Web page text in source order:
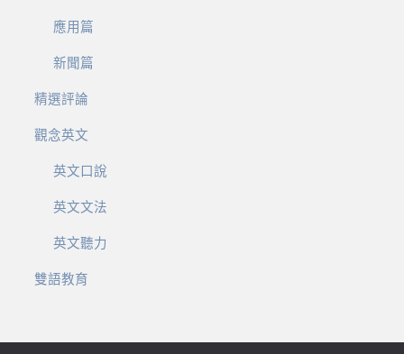
應用篇
新聞篇
精選評論
觀念英文
英文口說
英文文法
英文聽力
雙語教育